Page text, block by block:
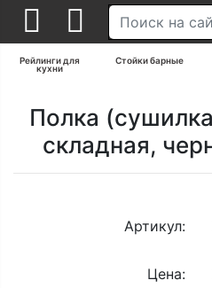
Рейлинги для
кухни
Стойки барные
Полка
складная,
Артикул:
Цена: